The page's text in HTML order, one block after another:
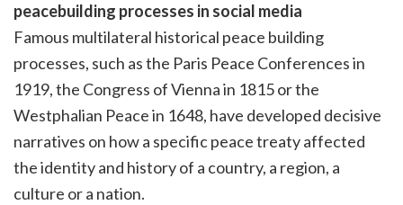
peacebuilding processes in social media
Famous multilateral historical peace building
processes, such as the Paris Peace Conferences in
1919, the Congress of Vienna in 1815 or the
Westphalian Peace in 1648, have developed decisive
narratives on how a specific peace treaty affected
the identity and history of a country, a region, a
culture or a nation.